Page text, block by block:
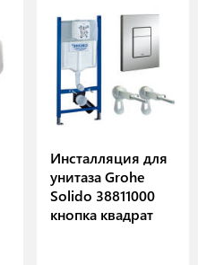
Инсталляция для
унитаза Grohe
Solido 38811000
кнопка квадрат